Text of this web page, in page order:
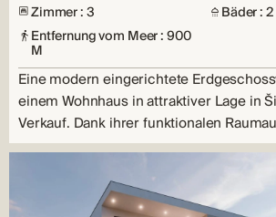
Zimmer : 3
Bäder : 2
Entfernung vom Meer : 900
M
Eine modern eingerichtete
einem Wohnhaus in attraktiver Lage in
Verkauf. Dank ihrer funktionalen